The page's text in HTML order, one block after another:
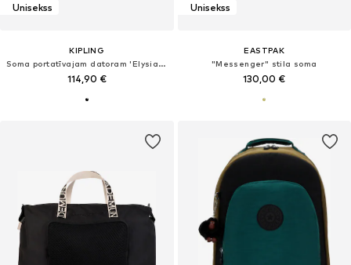
Unisekss
KIPLING
Soma portatīvajam datoram 'Elysia Work'
114,90 €
Unisekss
EASTPAK
"Messenger" stila soma
130,00 €